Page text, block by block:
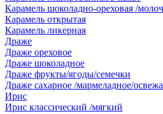
Карамель шоколадно-ореховая /
Карамель открытая
Карамель ликерная
Драже
Драже ореховое
Драже шоколадное
Драже фрукты/ягоды/семечки
Драже сахарное /мармеладное/
Ирис
Ирис классический /мягкий